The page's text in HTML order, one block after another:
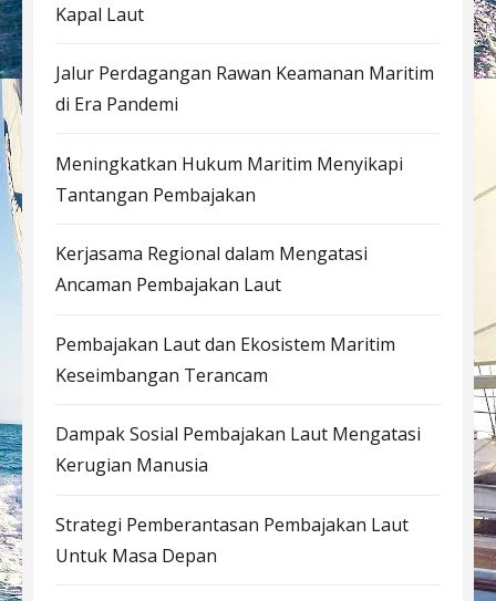
Kapal Laut
Jalur Perdagangan Rawan Keamanan Maritim
di Era Pandemi
Meningkatkan Hukum Maritim Menyikapi
Tantangan Pembajakan
Kerjasama Regional dalam Mengatasi
Ancaman Pembajakan Laut
Pembajakan Laut dan Ekosistem Maritim
Keseimbangan Terancam
Dampak Sosial Pembajakan Laut Mengatasi
Kerugian Manusia
Strategi Pemberantasan Pembajakan Laut
Untuk Masa Depan